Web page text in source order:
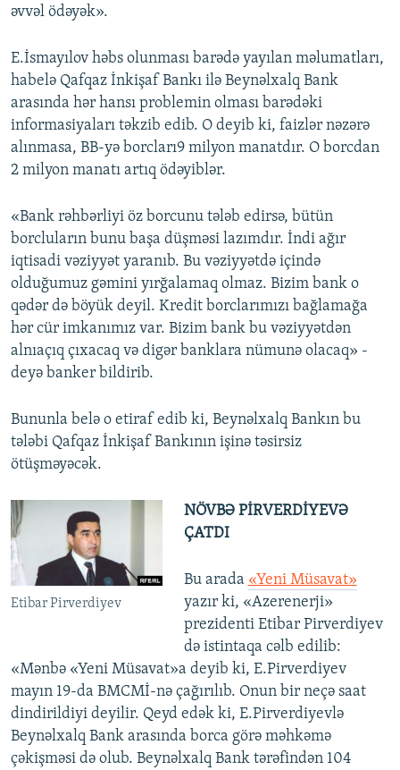
əvvəl ödəyək».
E.İsmayılov həbs olunması barədə yayılan məlumatları,
habelə Qafqaz İnkişaf Bankı ilə Beynəlxalq Bank
arasında hər hansı problemin olması barədəki
informasiyaları təkzib edib. O deyib ki, faizlər nəzərə
alınmasa, BB-yə borcları9 milyon manatdır. O borcdan
2 milyon manatı artıq ödəyiblər.
«Bank rəhbərliyi öz borcunu tələb edirsə, bütün
borcluların bunu başa düşməsi lazımdır. İndi ağır
iqtisadi vəziyyət yaranıb. Bu vəziyyətdə içində
olduğumuz gəmini yırğalamaq olmaz. Bizim bank o
qədər də böyük deyil. Kredit borclarımızı bağlamağa
hər cür imkanımız var. Bizim bank bu vəziyyətdən
alnıaçıq çıxacaq və digər banklara nümunə olacaq» -
deyə banker bildirib.
Bununla belə o etiraf edib ki, Beynəlxalq Bankın bu
tələbi Qafqaz İnkişaf Bankının işinə təsirsiz
ötüşməyəcək.
Etibar Pirverdiyev
NÖVBƏ PİRVERDİYEVƏ
ÇATDI
Bu arada «Yeni Müsavat»
yazır ki, «Azerenerji»
prezidenti Etibar Pirverdiyev
də istintaqa cəlb edilib:
«Mənbə «Yeni Müsavat»a deyib ki, E.Pirverdiyev
mayın 19-da BMCMİ-nə çağırılıb. Onun bir neçə saat
dindirildiyi deyilir. Qeyd edək ki, E.Pirverdiyevlə
Beynəlxalq Bank arasında borca görə məhkəmə
çəkişməsi də olub. Beynəlxalq Bank tərəfindən 104